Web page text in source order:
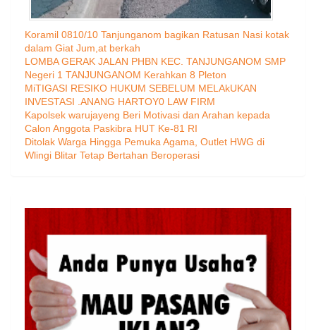
Koramil 0810/10 Tanjunganom bagikan Ratusan Nasi kotak
dalam Giat Jum,at berkah
LOMBA GERAK JALAN PHBN KEC. TANJUNGANOM SMP
Negeri 1 TANJUNGANOM Kerahkan 8 Pleton
MiTIGASI RESIKO HUKUM SEBELUM MELAkUKAN
INVESTASI .ANANG HARTOY0 LAW FIRM
Kapolsek warujayeng Beri Motivasi dan Arahan kepada
Calon Anggota Paskibra HUT Ke-81 RI
Ditolak Warga Hingga Pemuka Agama, Outlet HWG di
Wlingi Blitar Tetap Bertahan Beroperasi